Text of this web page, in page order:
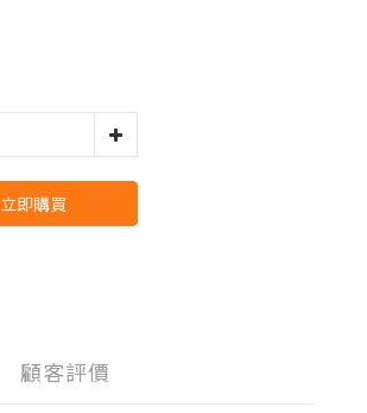
立即購買
顧客評價